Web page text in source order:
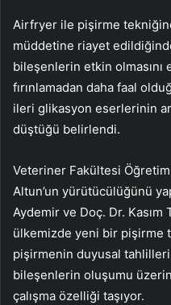
Airfryer ile pişirme
müddetine riayet
bileşenlerin etkin olmasını
fırınlamadan daha faal
ileri glikasyon eserlerinin
düştüğü belirlendi.
Veteriner Fakültesi Öğretim
Altun’un yürütücülüğünü
Aydemir ve Doç. Dr. Kasım
ülkemizde yeni bir pişirme
pişirmenin duyusal tahlilleri,
bileşenlerin oluşumu
çalışma özelliği taşıyor.